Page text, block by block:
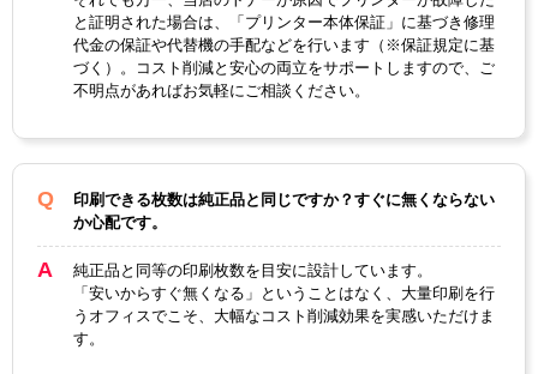
と証明された場合は、「プリンター本体保証」に基づき修理
代金の保証や代替機の手配などを行います（※保証規定に基
づく）。コスト削減と安心の両立をサポートしますので、ご
不明点があればお気軽にご相談ください。
印刷できる枚数は純正品と同じですか？すぐに無くならない
か心配です。
純正品と同等の印刷枚数を目安に設計しています。
「安いからすぐ無くなる」ということはなく、大量印刷を行
うオフィスでこそ、大幅なコスト削減効果を実感いただけま
す。